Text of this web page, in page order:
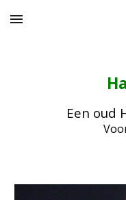
Skip to main content
Een oud